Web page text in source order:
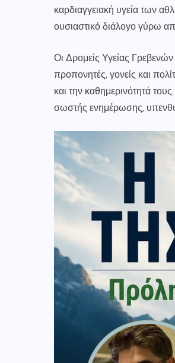
καρδιαγγειακή υγεία των
ουσιαστικό διάλογο γύρω
Οι Δρομείς Υγείας
προπονητές, γονείς και
και την καθημερινότητά
σωστής ενημέρωσης,